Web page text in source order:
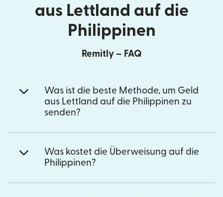
aus Lettland auf die
Philippinen
Remitly – FAQ
Was ist die beste Methode, um Geld
aus Lettland auf die Philippinen zu
senden?
Was kostet die Überweisung auf die
Philippinen?